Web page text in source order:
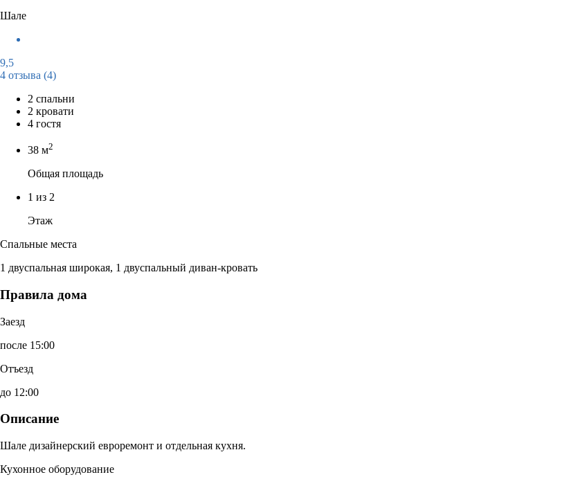
Шале
9,5
4 отзыва (4)
2 спальни
2 кровати
4 гостя
38 м2
Общая площадь
1 из 2
Этаж
Спальные места
1 двуспальная широкая, 1 двуспальный диван-кровать
Правила дома
Заезд
после 15:00
Отъезд
до 12:00
Описание
Шале дизайнерский евроремонт и отдельная кухня.
Кухонное оборудование